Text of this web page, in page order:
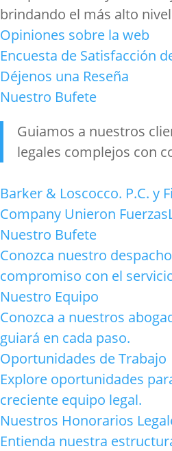
brindando el más alto
Opiniones sobre la web
Encuesta de Satisfacción
Déjenos una Reseña
Nuestro Bufete
Guiamos a nuestros
legales complejos con
Barker & Loscocco. P.C. y
Company Unieron Fuerzas
Nuestro Bufete
Conozca nuestro
compromiso con el
Nuestro Equipo
Conozca a nuestros
guiará en cada paso.
Oportunidades de Trabajo
Explore oportunidades
creciente equipo legal.
Nuestros Honorarios
Entienda nuestra